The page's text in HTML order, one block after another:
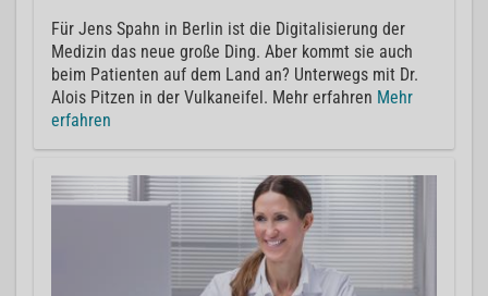
Für Jens Spahn in Berlin ist die Digitalisierung der
Medizin das neue große Ding. Aber kommt sie auch
beim Patienten auf dem Land an? Unterwegs mit Dr.
Alois Pitzen in der Vulkaneifel. Mehr erfahren Mehr
erfahren